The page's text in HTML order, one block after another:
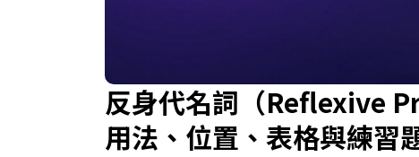
反身代名詞（Reflexive
用法、位置、表格與練習